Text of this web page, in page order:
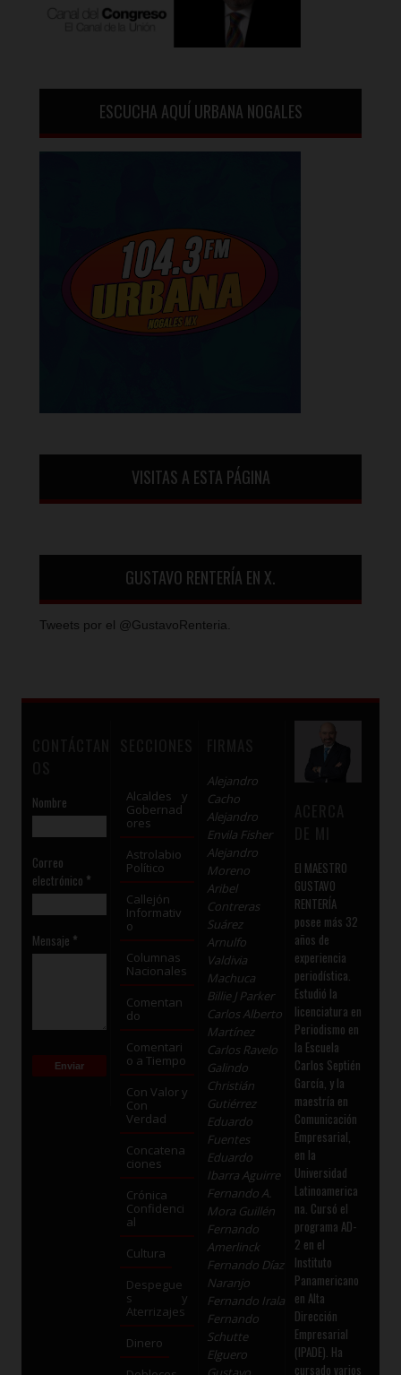
ESCUCHA AQUÍ URBANA NOGALES
VISITAS A ESTA PÁGINA
GUSTAVO RENTERÍA EN X.
Tweets por el @GustavoRenteria.
Nombre
Correo
electrónico *
Mensaje *
Alcaldes y
Gobernad
ores
Astrolabio
Político
Callejón
Informativ
o
Columnas
Nacionales
Comentan
do
Comentari
o a Tiempo
Con Valor y
Con
Verdad
Concatena
ciones
Crónica
Confidenci
al
Cultura
Despegue
s y
Aterrizajes
Dinero
Alejandro
Cacho
Alejandro
Envila Fisher
Alejandro
Moreno
Aribel
Contreras
Suárez
Arnulfo
Valdivia
Machuca
Billie J Parker
Carlos Alberto
Martínez
Carlos Ravelo
Galindo
Christián
Gutiérrez
Eduardo
Fuentes
Eduardo
Ibarra Aguirre
Fernando A.
Mora Guillén
Fernando
Amerlinck
Fernando Díaz
Naranjo
Fernando Irala
Fernando
Schutte
Elguero
El MAESTRO
GUSTAVO
RENTERÍA
posee más 32
años de
experiencia
periodística.
Estudió la
licenciatura en
Periodismo en
la Escuela
Carlos Septién
García, y la
maestría en
Comunicación
Empresarial,
en la
Universidad
Latinoamerica
na. Cursó el
programa AD-
2 en el
Instituto
Panamericano
en Alta
Dirección
Empresarial
(IPADE). Ha
cursado varios